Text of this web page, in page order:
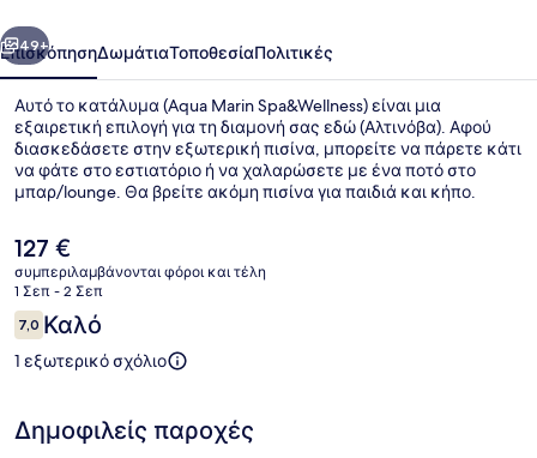
Επόμενο
49+
ΕπισκόπησηΔωμάτιαΤοποθεσίαΠολιτικές
Αυτό το κατάλυμα (Aqua Marin Spa&Wellness) είναι μια
εξαιρετική επιλογή για τη διαμονή σας εδώ (Αλτινόβα). Αφού
διασκεδάσετε στην εξωτερική πισίνα, μπορείτε να πάρετε κάτι
να φάτε στο εστιατόριο ή να χαλαρώσετε με ένα ποτό στο
μπαρ/lounge. Θα βρείτε ακόμη πισίνα για παιδιά και κήπο.
Η
τρέχουσα
τιμή
είναι
127 €
127 €
συμπεριλαμβάνονται φόροι και τέλη
1 Σεπ - 2 Σεπ
Σχόλια
7,07,0 στα 10
Καλό
1 εξωτερικό σχόλιο
Δημοφιλείς παροχές